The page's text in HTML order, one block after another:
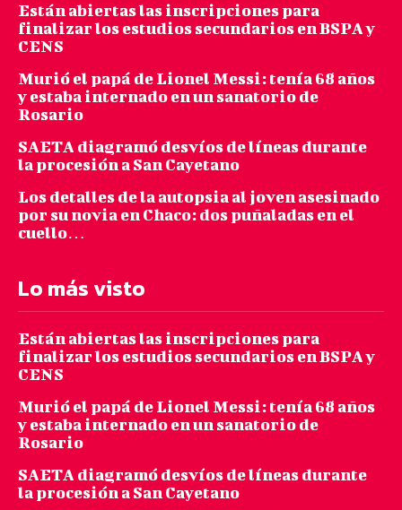
Están abiertas las inscripciones para
finalizar los estudios secundarios en BSPA y
CENS
Murió el papá de Lionel Messi: tenía 68 años
y estaba internado en un sanatorio de
Rosario
SAETA diagramó desvíos de líneas durante
la procesión a San Cayetano
Los detalles de la autopsia al joven asesinado
por su novia en Chaco: dos puñaladas en el
cuello…
Lo más visto
Están abiertas las inscripciones para
finalizar los estudios secundarios en BSPA y
CENS
Murió el papá de Lionel Messi: tenía 68 años
y estaba internado en un sanatorio de
Rosario
SAETA diagramó desvíos de líneas durante
la procesión a San Cayetano